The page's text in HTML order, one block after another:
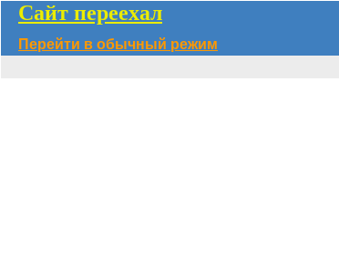
Сайт переехал
Перейти в обычный режим